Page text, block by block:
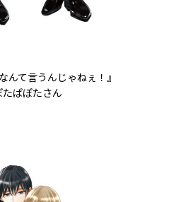
んて言うんじゃねぇ！』
たぱぽたさん